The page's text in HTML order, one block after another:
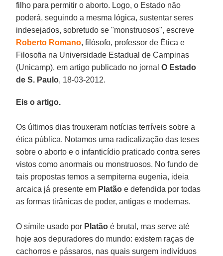
filho para permitir o aborto. Logo, o Estado não
poderá, seguindo a mesma lógica, sustentar seres
indesejados, sobretudo se "monstruosos", escreve
Roberto Romano, filósofo, professor de Ética e
Filosofia na Universidade Estadual de Campinas
(Unicamp), em artigo publicado no jornalO Estado
de S. Paulo, 18-03-2012.
Eis o artigo.
Os últimos dias trouxeram notícias terríveis sobre a
ética pública. Notamos uma radicalização das teses
sobre o aborto e o infanticídio praticado contra seres
vistos como anormais ou monstruosos. No fundo de
tais propostas temos a sempiterna eugenia, ideia
arcaica já presente em Platãoe defendida por todas
as formas tirânicas de poder, antigas e modernas.
O símile usado por Platãoé brutal, mas serve até
hoje aos depuradores do mundo: existem raças de
cachorros e pássaros, nas quais surgem indivíduos